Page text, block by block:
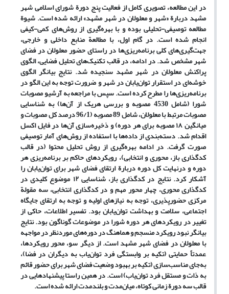
در این مطالعه، تصویری کامل از فعالیت پنج‌ دورة شورای اسلامی شهر
مشهد دربارة «شهر و معلولان در شهر مشهد» ارائه شده است. شیوة
مطالعه توصیفی-تحلیلی بوده و با بهره‌گیری از روش‌های کمی-کیفی
انجام شده ‌است. در گام اول، با مطالعة منابع داخلی و خارجی،
جهت‌گیری‌های کلی برنامه‌ریزی‌ها در راستای حضور معلولان در فضای
‌شهر مشخص شد. در ادامه، در قالب تکنیک‌های تحلیل فضایی، الگوی
‌پراکنش معلولان در شهر مشهد سنجیده شد. نتایج بیانگر الگوی
خوشه‌ای در استقرار توان‌یابان در شهر و ضرورت توجه به این الگو در
برنامه‌ریزی‌ها را مطرح کرده است. سپس با مراجعه به آرشیو مصوبات
شورا (شامل 4530 مصوبه‌ و بررسی ‌هریک از ‌آ نها) به شناسایی
مصوبات مرتبط با معلولان، شامل 89 مصوبه (96/1 درصد کل مصوبات و
میانگین ۱۸ مصوبه برای هر دوره) و ذخیره‌سازی آن ها در فایل اکسل
اقدام شد. دسته‌بندی از داده‌ها با استفاده از روشهای آمار توصیفی
صورت گرفت. در ادامه بهره‌گیری از روش تحلیل‌ محتوا (در قالب
کدگذاری باز، محوری و انتخابی)، رویکردهای حاکم بر برنامه‌ریزی هر
دوره و درنهایت کل ‌دوره دربارة ارتقای فضای ‌شهر برای توان‌یابان را
آشکار کرد. نتایج در کدگذاری‌ باز، شناسایی ۱۲ موضوع کلیدی در
کدگذاری ‌محوری، چهار محور مهم و در کدگذاری انتخابی، سه مقولة
مرکزی حضورپذیری، توجه به نیازهای اولیه و توجه به ارتقای جایگاه
اجتماعی، سلامت و بهداشت توان‌یابان بود. تفسیر اطلاعات، حاکی از
تغییر در رویکردهای هر دوره شورا در موضوعات گوناگون بود. نتایج
بیانگر نبود رویکرد منسجم و هماهنگ در دوره‌های موردنظر در مواجهه
با معلولان در فضای ‌شهر مشهد است. از دیگر سو، محور رویکردها،
عمدتاً حمایتی (تکیه بر وابستگی فرد توان‌یاب به دیگران در فضا)،
به‌جای مناسب‌سازی (تکیه بر بهبود وضعیت فضای‌ شهر برای حضور قائم
به ذات و مستقل فرد توان‌یاب) است. در همین راستا پیشنهادهایی در
قالب سه دورة زمانی کوتاه، میان‌مدت و بلندمدت ارائه شده‌ است.